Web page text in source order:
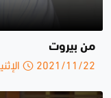
من بيروت
2021/11/22 الإثنين 10:00 ص